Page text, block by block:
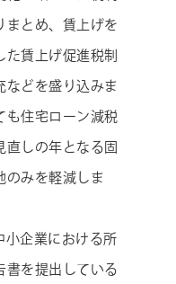
まとめ、賃上げを
賃上げ促進税制
などを盛り込みま
も住宅ローン減税
直しの年となる固
のみを軽減しま
小企業における所
書を提出している